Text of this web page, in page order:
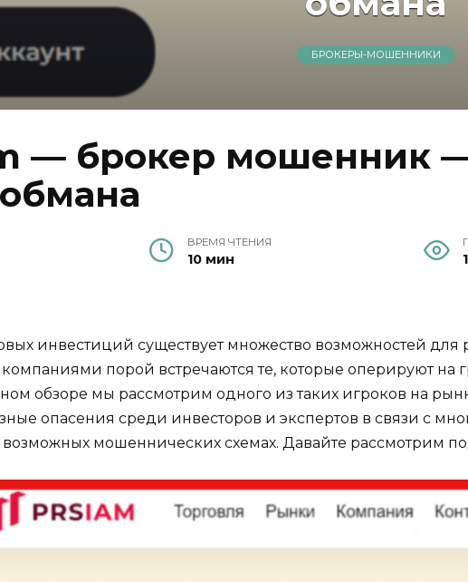
БРОКЕРЫ-МОШЕННИКИ
— брокер мошенник
ВРЕМЯ ЧТЕНИЯ
10 мин
инвестиций существует множество возможностей для
порой встречаются те, которые оперируют на
обзоре мы рассмотрим одного из таких игроков на
опасения среди инвесторов и экспертов в связи с
возможных мошеннических схемах. Давайте рассмотрим